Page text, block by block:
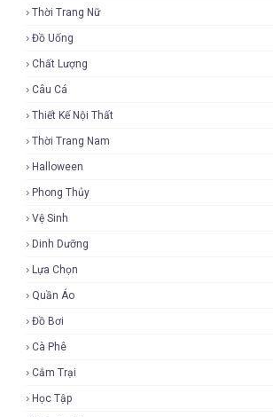
Thời Trang Nữ
Đồ Uống
Chất Lượng
Câu Cá
Thiết Kế Nội Thất
Thời Trang Nam
Halloween
Phong Thủy
Vệ Sinh
Dinh Dưỡng
Lựa Chọn
Quần Áo
Đồ Bơi
Cà Phê
Cắm Trại
Học Tập